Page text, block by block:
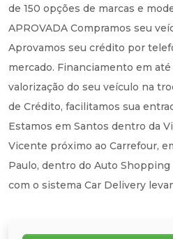
de 150 opções de marcas e
APROVADA Compramos seu
Aprovamos seu crédito por
mercado. Financiamento em
valorização do seu veículo na
de Crédito, facilitamos sua
Estamos em Santos dentro da
Vicente próximo ao Carrefour,
Paulo, dentro do Auto Shopping
com o sistema Car Delivery